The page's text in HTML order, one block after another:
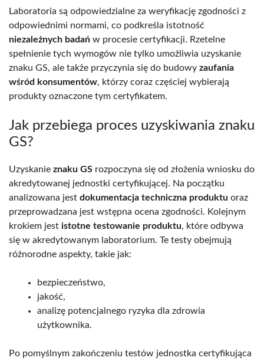
Laboratoria są odpowiedzialne za weryfikację zgodności z
odpowiednimi normami, co podkreśla istotność
niezależnych badań w procesie certyfikacji. Rzetelne
spełnienie tych wymogów nie tylko umożliwia uzyskanie
znaku GS, ale także przyczynia się do budowy zaufania
wśród konsumentów, którzy coraz częściej wybierają
produkty oznaczone tym certyfikatem.
Jak przebiega proces uzyskiwania znaku
GS?
Uzyskanie znaku GS rozpoczyna się od złożenia wniosku do
akredytowanej jednostki certyfikującej. Na początku
analizowana jest dokumentacja techniczna produktu oraz
przeprowadzana jest wstępna ocena zgodności. Kolejnym
krokiem jest istotne testowanie produktu, które odbywa
się w akredytowanym laboratorium. Te testy obejmują
różnorodne aspekty, takie jak:
bezpieczeństwo,
jakość,
analizę potencjalnego ryzyka dla zdrowia
użytkownika.
Po pomyślnym zakończeniu testów jednostka certyfikująca